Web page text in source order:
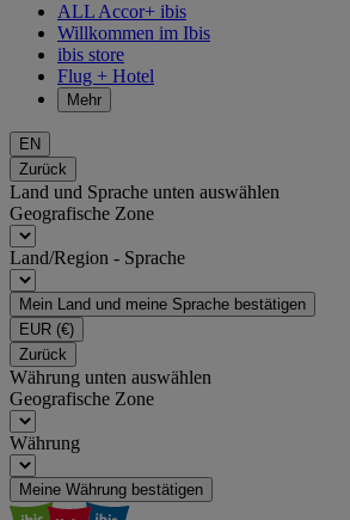
ALL Accor+ ibis
Willkommen im Ibis
ibis store
Flug + Hotel
Mehr
EN
Zurück
Land und Sprache unten auswählen
Geografische Zone
Land/Region - Sprache
Mein Land und meine Sprache bestätigen
EUR (€)
Zurück
Währung unten auswählen
Geografische Zone
Währung
Meine Währung bestätigen